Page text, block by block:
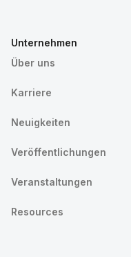
Unternehmen
Über uns
Karriere
Neuigkeiten
Veröffentlichungen
Veranstaltungen
Resources